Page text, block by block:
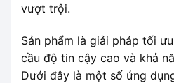
vượt trội.
Sản phẩm là giải pháp tối
cầu độ tin cậy cao và khả
Dưới đây là một số ứng